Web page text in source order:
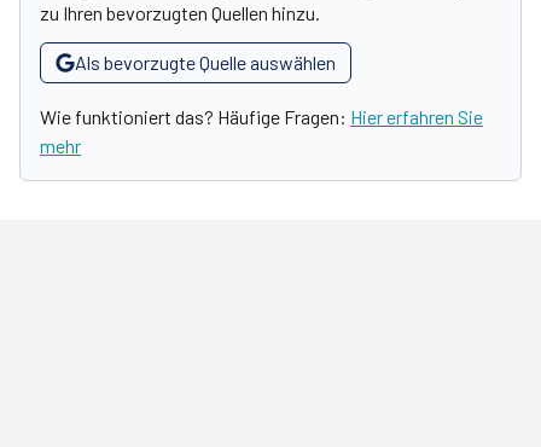
zu Ihren bevorzugten Quellen hinzu.
Als bevorzugte Quelle auswählen
Wie funktioniert das? Häufige Fragen: Hier erfahren Sie
mehr